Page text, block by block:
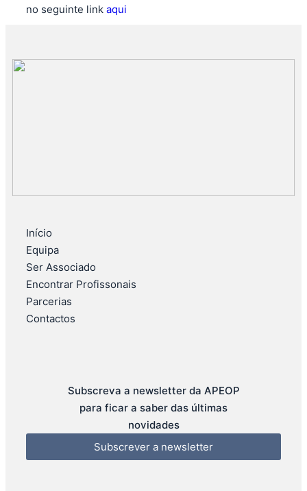
no seguinte link aqui
Início
Equipa
Ser Associado
Encontrar Profissonais
Parcerias
Contactos
Subscreva a newsletter da APEOP
para ficar a saber das últimas
novidades
Subscrever a newsletter